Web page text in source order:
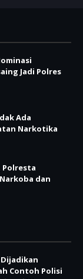
Jadi Polres
Ada
Narkotika
Polresta
dan
Contoh Polisi